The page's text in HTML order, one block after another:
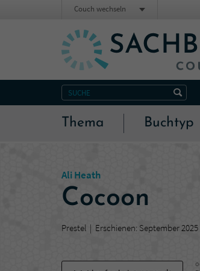
Thema Buchtyp
Couch wechseln
Ali Heath
Cocoon
Prestel Erschienen: September 2025